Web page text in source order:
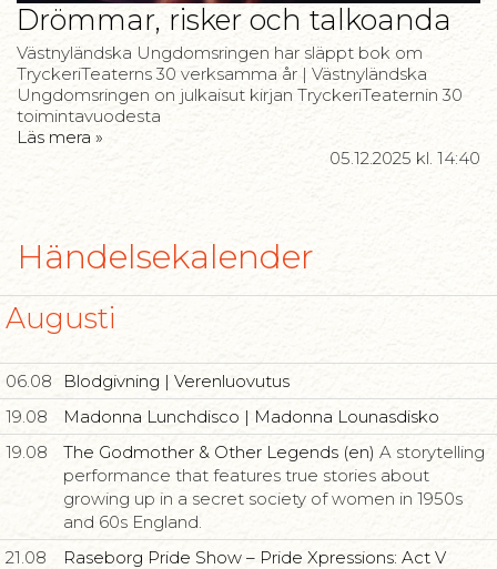
Drömmar, risker och talkoanda
Västnyländska Ungdomsringen har släppt bok om
TryckeriTeaterns 30 verksamma år | Västnyländska
Ungdomsringen on julkaisut kirjan TryckeriTeaternin 30
toimintavuodesta
Läs mera »
05.12.2025 kl. 14:40
Händelsekalender
Augusti
06.08
Blodgivning | Verenluovutus
19.08
Madonna Lunchdisco | Madonna Lounasdisko
19.08
The Godmother & Other Legends (en) A storytelling
performance that features true stories about
growing up in a secret society of women in 1950s
and 60s England.
21.08
Raseborg Pride Show – Pride Xpressions: Act V